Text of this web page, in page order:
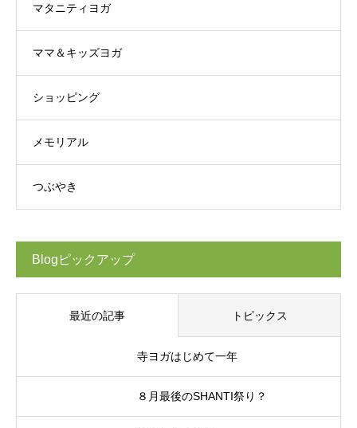
マタニティヨガ
ママ＆キッズヨガ
ショッピング
メモリアル
つぶやき
Blogピックアップ
最近の記事 トピックス
寺ヨガはじめて一年
８月最後のSHANTI祭り？